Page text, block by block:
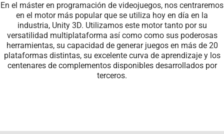
En el máster en programación de videojuegos, nos centraremos
en el motor más popular que se utiliza hoy en día en la
industria, Unity 3D. Utilizamos este motor tanto por su
versatilidad multiplataforma así como como sus poderosas
herramientas, su capacidad de generar juegos en más de 20
plataformas distintas, su excelente curva de aprendizaje y los
centenares de complementos disponibles desarrollados por
terceros.